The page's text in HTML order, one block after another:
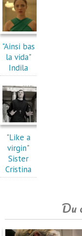
"Ainsi bas
la vida"
Indila
"Like a
virgin"
Sister
Cristina
Du